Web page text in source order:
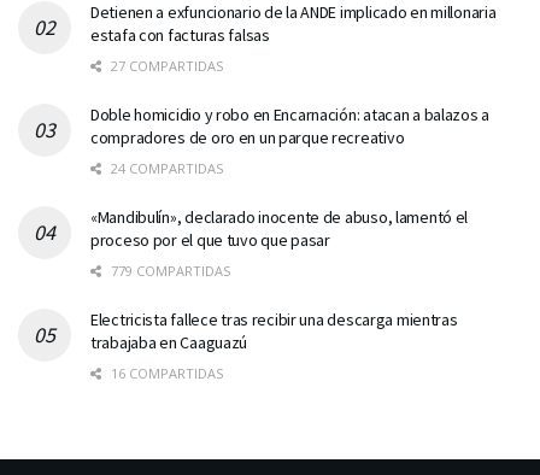
Detienen a exfuncionario de la ANDE implicado en millonaria
estafa con facturas falsas
27 COMPARTIDAS
Doble homicidio y robo en Encarnación: atacan a balazos a
compradores de oro en un parque recreativo
24 COMPARTIDAS
«Mandibulín», declarado inocente de abuso, lamentó el
proceso por el que tuvo que pasar
779 COMPARTIDAS
Electricista fallece tras recibir una descarga mientras
trabajaba en Caaguazú
16 COMPARTIDAS